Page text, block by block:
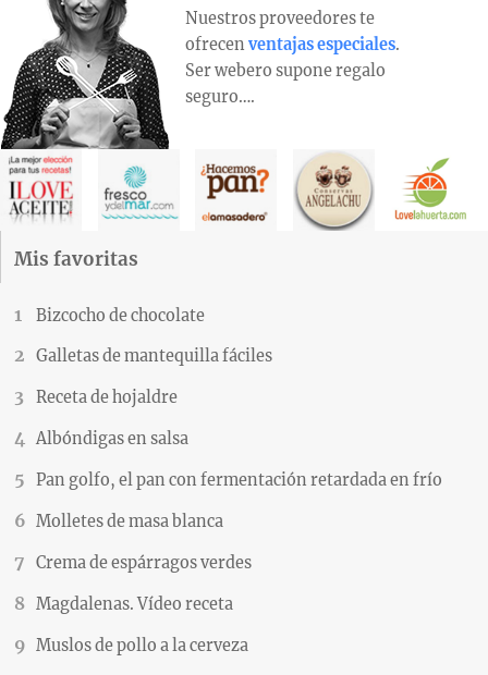
Nuestros proveedores te
ofrecen ventajas especiales.
Ser webero supone regalo
seguro….
Mis favoritas
Bizcocho de chocolate
Galletas de mantequilla fáciles
Receta de hojaldre
Albóndigas en salsa
Pan golfo, el pan con fermentación retardada en frío
Molletes de masa blanca
Crema de espárragos verdes
Magdalenas. Vídeo receta
Muslos de pollo a la cerveza